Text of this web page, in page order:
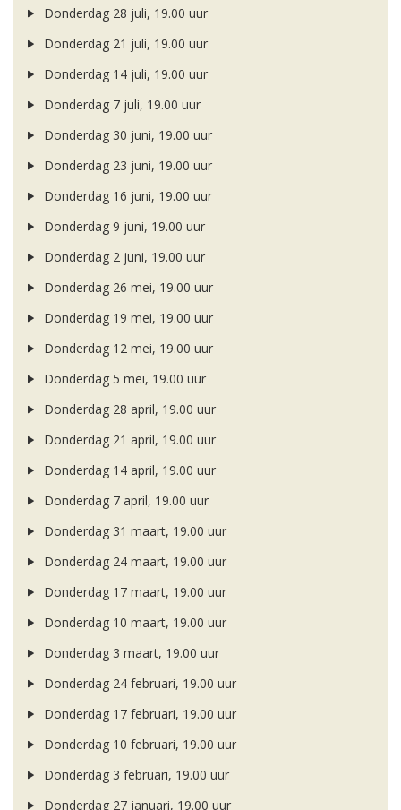
Donderdag 28 juli, 19.00 uur
Donderdag 21 juli, 19.00 uur
Donderdag 14 juli, 19.00 uur
Donderdag 7 juli, 19.00 uur
Donderdag 30 juni, 19.00 uur
Donderdag 23 juni, 19.00 uur
Donderdag 16 juni, 19.00 uur
Donderdag 9 juni, 19.00 uur
Donderdag 2 juni, 19.00 uur
Donderdag 26 mei, 19.00 uur
Donderdag 19 mei, 19.00 uur
Donderdag 12 mei, 19.00 uur
Donderdag 5 mei, 19.00 uur
Donderdag 28 april, 19.00 uur
Donderdag 21 april, 19.00 uur
Donderdag 14 april, 19.00 uur
Donderdag 7 april, 19.00 uur
Donderdag 31 maart, 19.00 uur
Donderdag 24 maart, 19.00 uur
Donderdag 17 maart, 19.00 uur
Donderdag 10 maart, 19.00 uur
Donderdag 3 maart, 19.00 uur
Donderdag 24 februari, 19.00 uur
Donderdag 17 februari, 19.00 uur
Donderdag 10 februari, 19.00 uur
Donderdag 3 februari, 19.00 uur
Donderdag 27 januari, 19.00 uur